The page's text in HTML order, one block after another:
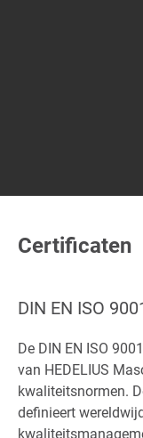
Certificaten
DIN EN ISO
De DIN EN ISO
van HEDELIUS
kwaliteitsnormen.
definieert